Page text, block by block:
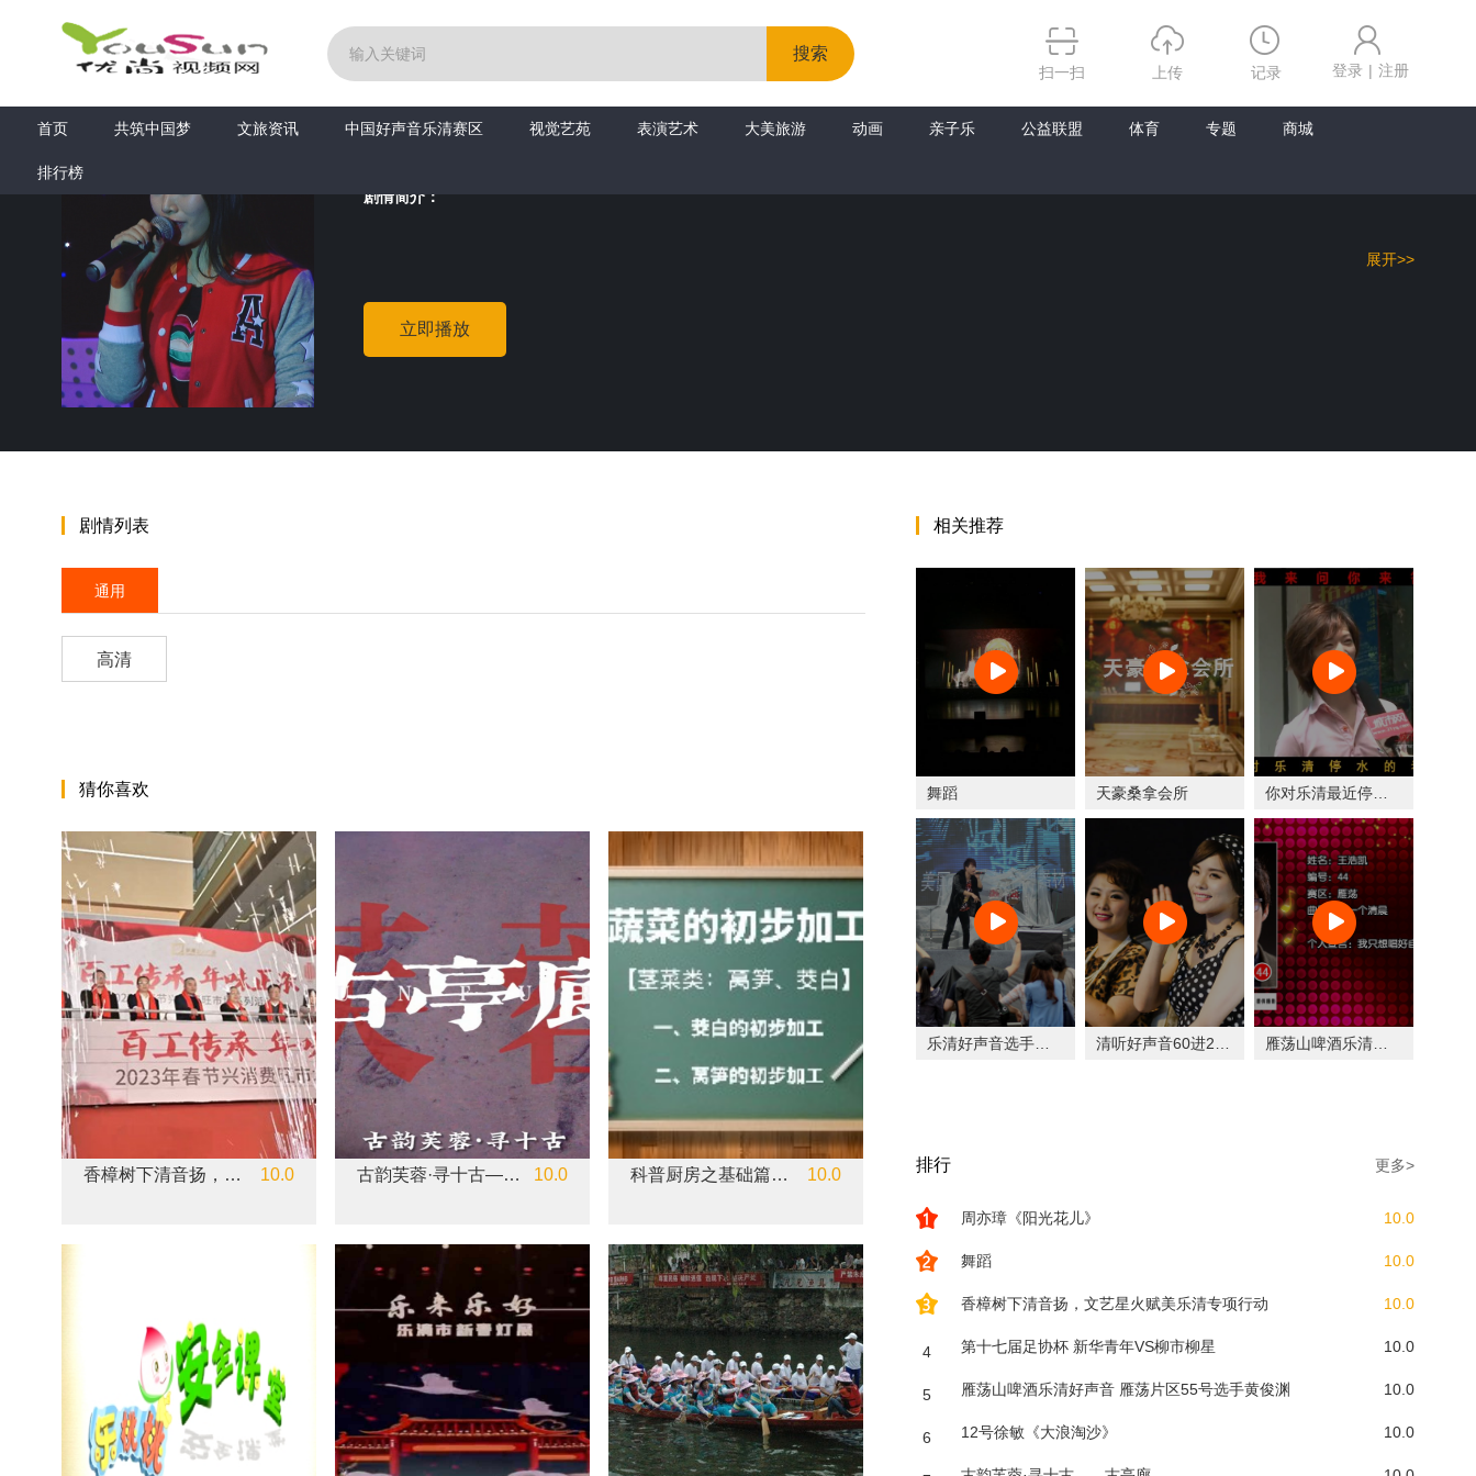
搜索
扫一扫 上传 记录 登录 | 注册
首页 共筑中国梦 文旅资讯 中国好声音乐清赛区 视觉艺苑 表演艺术 大美旅游 动画 亲子乐 公益联盟 体育 专题 商城
排行榜
首页 >音乐与舞蹈 >戴冰心《Born this way》乐清好声音12强
戴冰心《Born this way》乐清好声音12强 10.0
剧情简介：
立即播放
剧情列表
通用
高清
猜你喜欢
香樟树下清音扬，文艺星火赋美乐清专项行动 10.0 古韵芙蓉·寻十古——古亭廊 10.0 科普厨房之基础篇&蔬菜的初步加工 10.0
相关推荐
舞蹈 天豪桑拿会所
排行 更多>
周亦璋《阳光花儿》 10.0
舞蹈 10.0
香樟树下清音扬，文艺星火赋美乐清专项行动 10.0
4 第十七届足协杯 新华青年VS柳市柳星 10.0
5 雁荡山啤酒乐清好声音 雁荡片区55号选手黄俊渊 10.0
6 12号徐敏《大浪淘沙》 10.0